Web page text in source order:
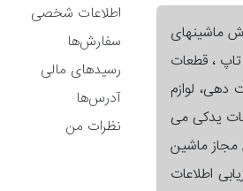
ماشینهای
تاپ ، قطعات
دهی، لوازم
یدکی می
ماشین
اطلاعات
اطلاعات شخصی
سفارش‌ها
رسیدهای مالی
آدرس‌ها
نظرات من